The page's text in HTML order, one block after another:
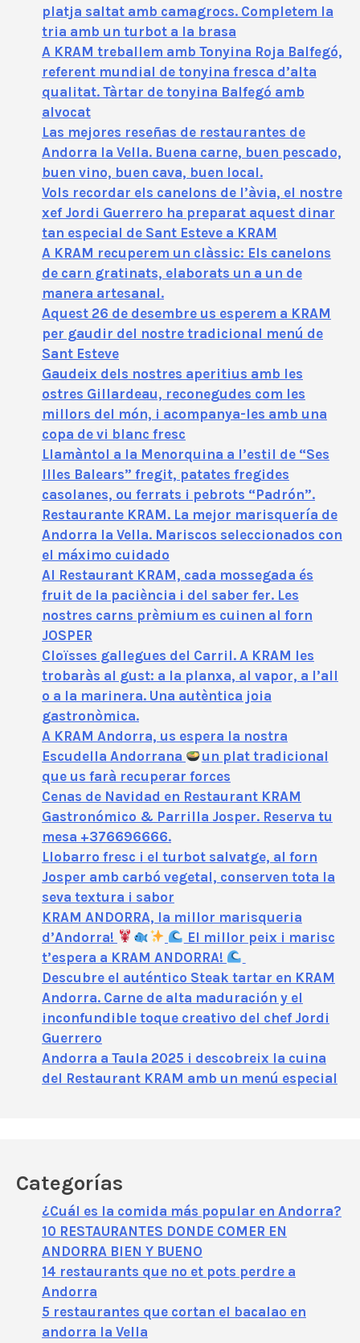
platja saltat amb camagrocs. Completem la
tria amb un turbot a la brasa
A KRAM treballem amb Tonyina Roja Balfegó,
referent mundial de tonyina fresca d’alta
qualitat. Tàrtar de tonyina Balfegó amb
alvocat
Las mejores reseñas de restaurantes de
Andorra la Vella. Buena carne, buen pescado,
buen vino, buen cava, buen local.
Vols recordar els canelons de l’àvia, el nostre
xef Jordi Guerrero ha preparat aquest dinar
tan especial de Sant Esteve a KRAM
A KRAM recuperem un clàssic: Els canelons
de carn gratinats, elaborats un a un de
manera artesanal.
Aquest 26 de desembre us esperem a KRAM
per gaudir del nostre tradicional menú de
Sant Esteve
Gaudeix dels nostres aperitius amb les
ostres Gillardeau, reconegudes com les
millors del món, i acompanya-les amb una
copa de vi blanc fresc
Llamàntol a la Menorquina a l’estil de “Ses
Illes Balears” fregit, patates fregides
casolanes, ou ferrats i pebrots “Padrón”.
Restaurante KRAM. La mejor marisquería de
Andorra la Vella. Mariscos seleccionados con
el máximo cuidado
Al Restaurant KRAM, cada mossegada és
fruit de la paciència i del saber fer. Les
nostres carns prèmium es cuinen al forn
JOSPER
Cloïsses gallegues del Carril. A KRAM les
trobaràs al gust: a la planxa, al vapor, a l’all
o a la marinera. Una autèntica joia
gastronòmica.
A KRAM Andorra, us espera la nostra
Escudella Andorrana
un plat tradicional
que us farà recuperar forces
Cenas de Navidad en Restaurant KRAM
Gastronómico & Parrilla Josper. Reserva tu
mesa +376696666.
Llobarro fresc i el turbot salvatge, al forn
Josper amb carbó vegetal, conserven tota la
seva textura i sabor
KRAM ANDORRA, la millor marisqueria
d’Andorra!
El millor peix i marisc
t’espera a KRAM ANDORRA!
Descubre el auténtico Steak tartar en KRAM
Andorra. Carne de alta maduración y el
inconfundible toque creativo del chef Jordi
Guerrero
Andorra a Taula 2025 i descobreix la cuina
del Restaurant KRAM amb un menú especial
Categorías
¿Cuál es la comida más popular en Andorra?
10 RESTAURANTES DONDE COMER EN
ANDORRA BIEN Y BUENO
14 restaurants que no et pots perdre a
Andorra
5 restaurantes que cortan el bacalao en
andorra la Vella